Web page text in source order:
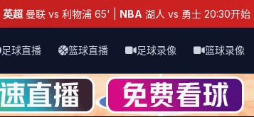
英超曼联 vs 利物浦 65' | NBA 湖人 vs 勇士 20:30开始 |
足球直播 篮球直播 足球录像 篮球录像